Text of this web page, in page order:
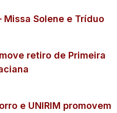
Missa Solene e Tríduo
retiro de Primeira
e UNIRIM promovem